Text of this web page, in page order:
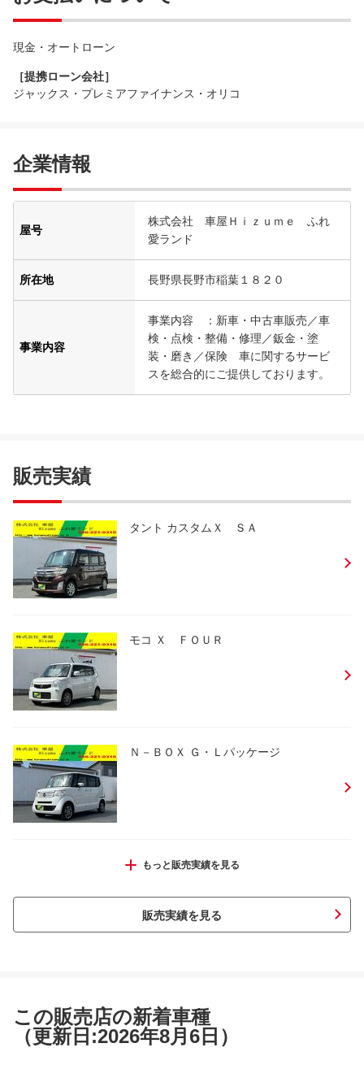
現金・オートローン
［提携ローン会社］
ジャックス・プレミアファイナンス・オリコ
企業情報
屋号
株式会社 車屋Ｈｉｚｕｍｅ ふれ
愛ランド
所在地 長野県長野市稲葉１８２０
事業内容
事業内容 ：新車・中古車販売／車
検・点検・整備・修理／鈑金・塗
装・磨き／保険 車に関するサービ
スを総合的にご提供しております。
販売実績
タント カスタムＸ ＳＡ
モコ Ｘ ＦＯＵＲ
Ｎ－ＢＯＸ Ｇ・Ｌパッケージ
スイフト スタイル
もっと販売実績を見る
販売実績を見る
この販売店の新着車種
（更新日:2026年8月6日）